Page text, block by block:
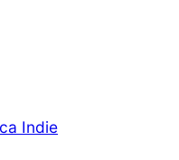
Indie